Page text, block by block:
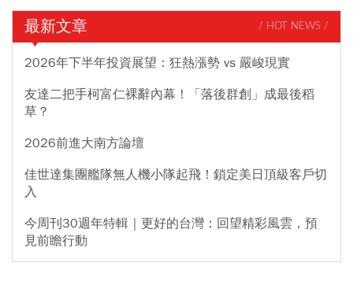
最新文章 / HOT NEWS /
2026年下半年投資展望：狂熱漲勢 vs 嚴峻現實
友達二把手柯富仁裸辭內幕！「落後群創」成最後稻
草？
2026前進大南方論壇
佳世達集團艦隊無人機小隊起飛！鎖定美日頂級客戶切
入
今周刊30週年特輯｜更好的台灣：回望精彩風雲，預
見前瞻行動